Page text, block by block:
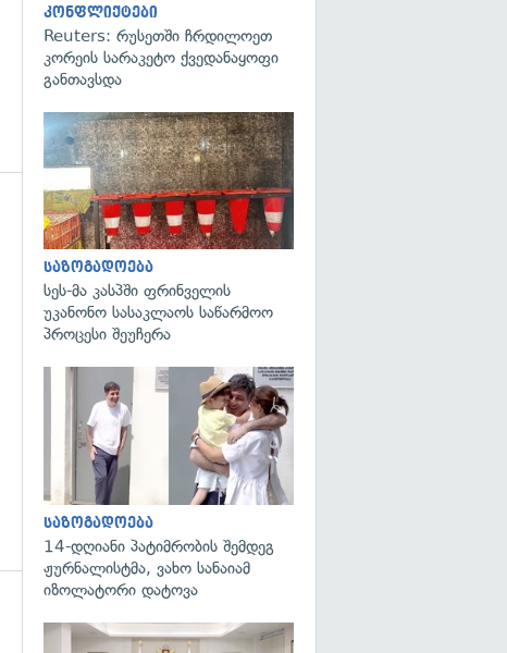
გადახედვა
კონფლიქტები
Reuters: რუსეთში ჩრდილოეთ
კორეის სარაკეტო ქვედანაყოფი
განთავსდა
საზოგადოება
სეს-მა კასპში ფრინველის
უკანონო სასაკლაოს საწარმოო
პროცესი შეუჩერა
საზოგადოება
14-დღიანი პატიმრობის შემდეგ
ჟურნალისტმა, ვახო სანაიამ
იზოლატორი დატოვა